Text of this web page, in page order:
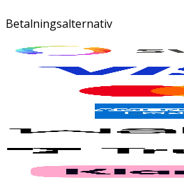
Betalningsalternativ